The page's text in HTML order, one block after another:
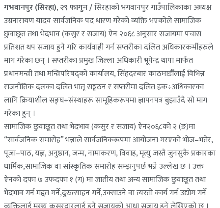
गभवानपुर (सिरहा), २९ फागुन /सिरहाको भगवानपुर गाउँपालिकाका अध्यक्ष
उग्रनारायण यादव सार्वजनिक पद धारण गरेको व्यक्ति भएकोले सामाजिक
छुवाछूत तथा भेदभाव (कसुर र सजाय) ऐन २०६८ अनुसार सजायमा पचास
प्रतिशत थप सजाय हुने गरि कार्यवाही गर्न सप्तरीका दलित अधिकारकर्मीहरुले
माग गरेका छन् । सप्तरीका प्रमुख जिल्ला अधिकारी भूपेन्द्र थापा मार्फत
प्रधानमन्त्री तथा मन्त्रिपरिषद्को कार्यालय, सिंहदरबार काठमाडौँलाई विभिन्न
राजनीतिक दलका दलित भातृ सङ्गठन र सप्तरीमा दलित हक÷अधिकारका
लागि क्रियाशील सङ्घ÷संस्थाहरू सामूहिकरूपमा ज्ञापनपत्र बुझाउँदै सो माग
गरेका हुन् ।
सामाजिक छुवाछूत तथा भेदभाव (कसुर र सजाय) ऐन२०६८को २ (ङ)मा
“सार्वजनिक समारोह” भन्नाले सार्वजनिकरूपमा आयोजना गरएको भोज–भतेर,
पूजा–पाठ, यज्ञ, अनुष्ठान, जन्म, नामाकरण, विवाह, मृत्यु जस्तै जुनसुकै प्रकारका
धार्मिक,सामाजिक वा सांस्कृतिक समारोह सम्झनुपर्छ भन्ने उल्लेख छ । उक्त
ऐनको दफा ७ उफदफा १ (ग) मा जातीय तथा अन्य सामाजिक छुवाछूत तथा
भेदभाव गर्न मद्दत गर्ने,दुरुत्साहन गर्ने,उक्साउने वा त्यस्तो कार्य गर्न उद्योग गर्ने